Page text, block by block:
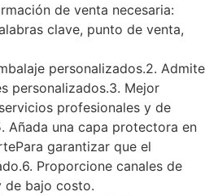
de venta necesaria:
clave, punto de venta,
personalizados.2. Admite
personalizados.3. Mejor
profesionales y de
Añada una capa protectora en
garantizar que el
Proporcione canales de
de bajo costo.